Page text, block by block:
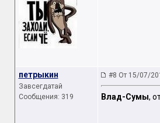
петрыкин
Завсегдатай
Сообщения: 319
#8 От 15/07/
Влад-Сумы,